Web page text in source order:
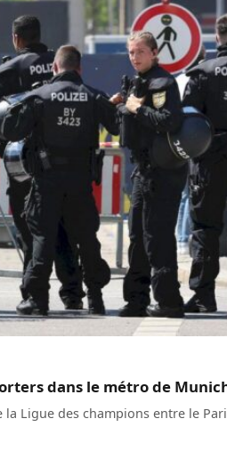
dans le métro de
Ligue des champions entre le